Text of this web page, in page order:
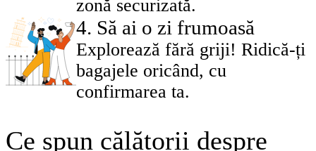
zonă securizată.
4. Să ai o zi frumoasă
Explorează fără griji! Ridică-ți
bagajele oricând, cu
confirmarea ta.
Ce spun călătorii despre